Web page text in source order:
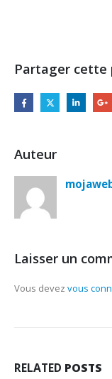
Partager cette
Auteur
Laisser un
Vous devez vous
RELATED POSTS